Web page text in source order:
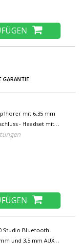
mit 6,35 mm
- Headset mit
Pink
Studio Bluetooth-
und 3,5 mm AUX-